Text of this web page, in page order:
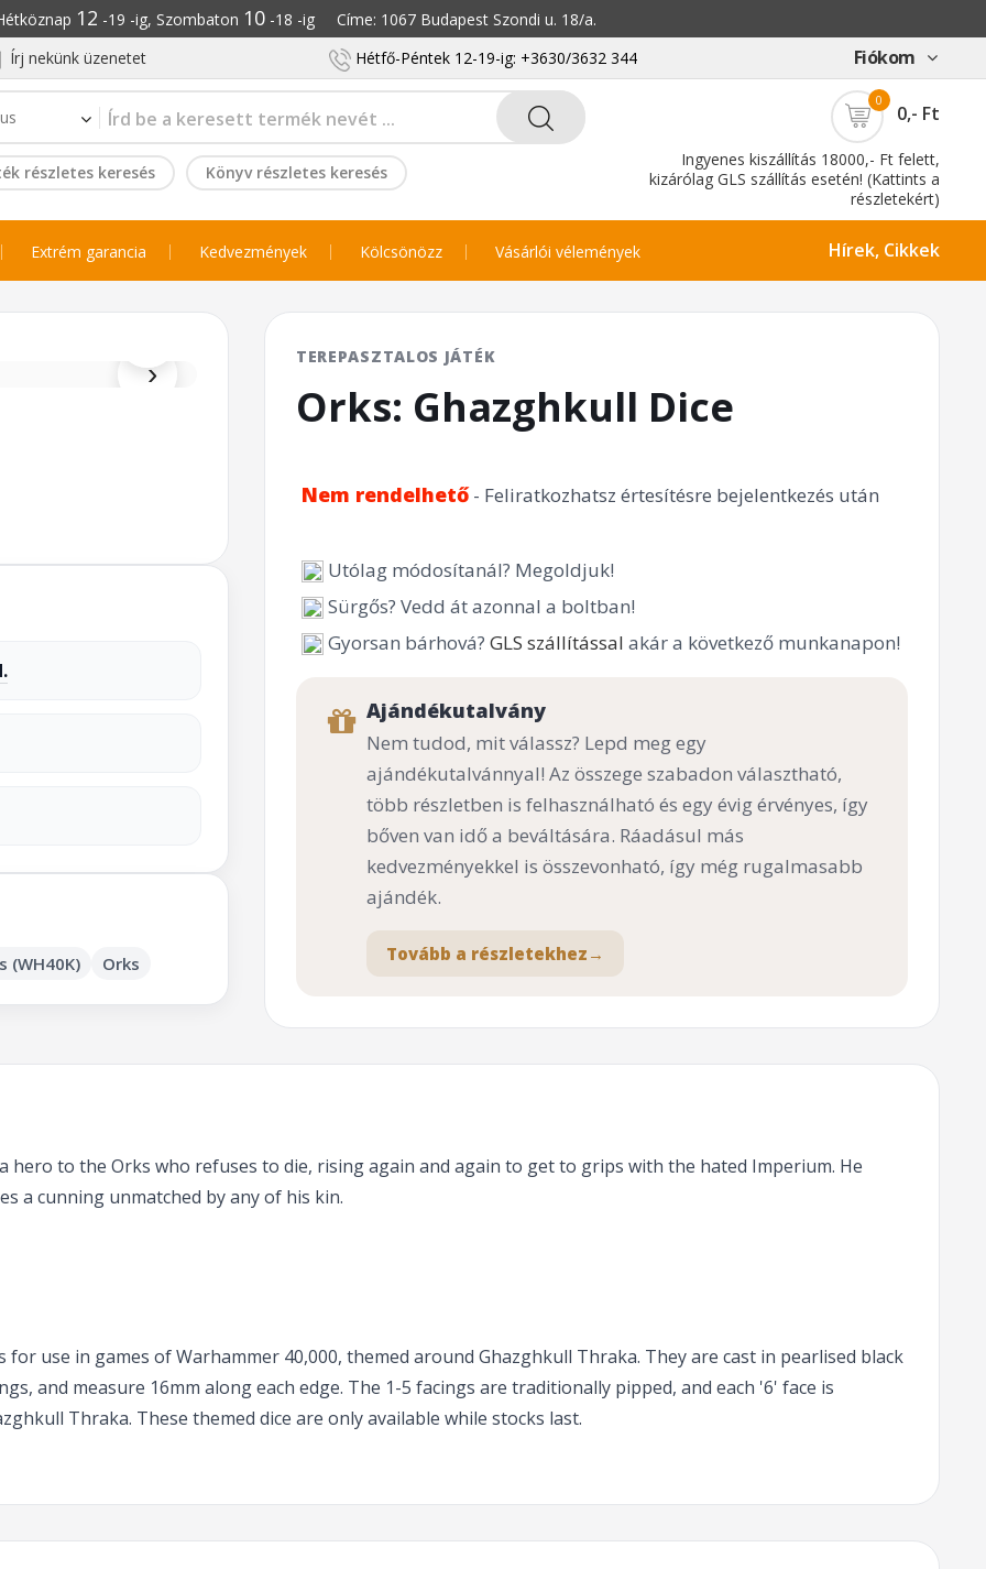
12 -19 -ig, Szombaton 10-18 -ig Címe: 1067 Budapest Szondi u. 18/a.
Írj nekünk üzenetet
Hétfő-Péntek 12-19-ig: +3630/3632 344 Fiókom
részletes keresés Könyv részletes keresés
0
0,- Ft
Ingyenes kiszállítás 18000,- Ft felett,
kizárólag GLS szállítás esetén! (Kattints a
részletekért)
Extrém garancia Kedvezmények Kölcsönözz Vásárlói vélemények Hírek, Cikkek
›
(WH40K) Orks
TEREPASZTALOS JÁTÉK
Orks: Ghazghkull Dice
Nem rendelhető- Feliratkozhatsz értesítésre bejelentkezés után
Utólag módosítanál? Megoldjuk!
Sürgős? Vedd át azonnal a boltban!
Gyorsan bárhová? GLS szállítással akár a következő munkanapon!
Ajándékutalvány
Nem tudod, mit válassz? Lepd meg egy
ajándékutalvánnyal! Az összege szabadon választható,
több részletben is felhasználható és egy évig érvényes, így
bőven van idő a beváltására. Ráadásul más
kedvezményekkel is összevonható, így még rugalmasabb
ajándék.
Tovább a részletekhez →
hero to the Orks who refuses to die, rising again and again to get to grips with the hated Imperium. He
a cunning unmatched by any of his kin.
for use in games of Warhammer 40,000, themed around Ghazghkull Thraka. They are cast in pearlised black
and measure 16mm along each edge. The 1-5 facings are traditionally pipped, and each '6' face is
Thraka. These themed dice are only available while stocks last.